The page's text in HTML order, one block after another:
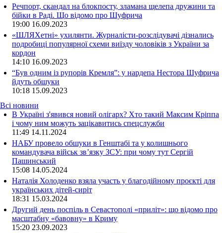
Речпорт, скандал на блокпосту, зламана щелепа дружини та
бійки в Раді. Що відомо про Шуфрича
19:00 16.09.2023
«ШЛЯХетні» ухилянти. Журналісти-розслідувачі дізнались
подробиці популярної схеми виїзду чоловіків з України за
кордон
14:10 16.09.2023
“Був одним із рупорів Кремля”: у нардепа Нестора Шуфрича
йдуть обшуки
10:18 15.09.2023
Всі новини
В Україні з'явився новий олігарх? Хто такий Максим Кріппа
і чому ним можуть зацікавитись спецслужби
11:49 14.11.2024
НАБУ провело обшуки в Генштабі та у колишнього
командувача військ зв’язку ЗСУ: при чому тут Сергій
Пашинський
15:08 14.05.2024
Наталія Холоденко взяла участь у благодійному проєкті для
українських дітей-сиріт
18:31 15.03.2024
Другий день поспіль в Севастополі «приліт»: що відомо про
масштабну «бавовну» в Криму
15:20 23.09.2023